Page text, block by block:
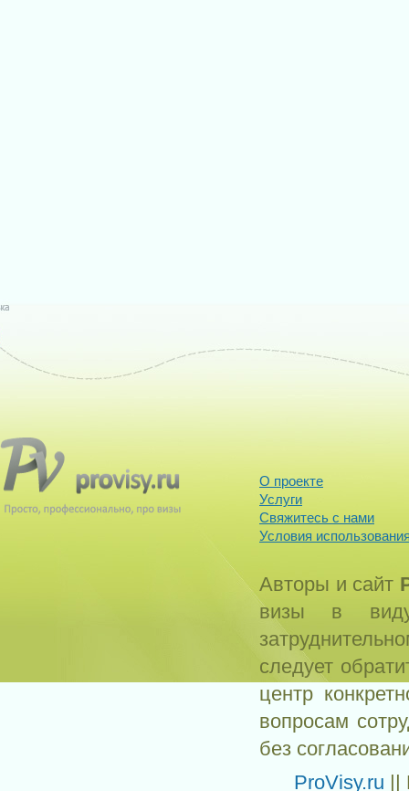
О проекте
Услуги
Свяжитесь с нами
Условия
Авторы и сайт
визы в виду
следует
центр
вопросам
без
ProVisy.ru ||